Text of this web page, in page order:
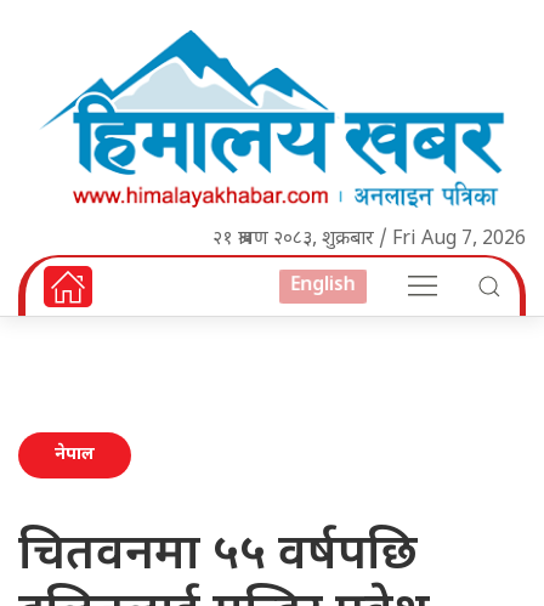
२१ श्रावण २०८३, शुक्रबार / Fri Aug 7, 2026
English
नेपाल
चितवनमा ५५ वर्षपछि